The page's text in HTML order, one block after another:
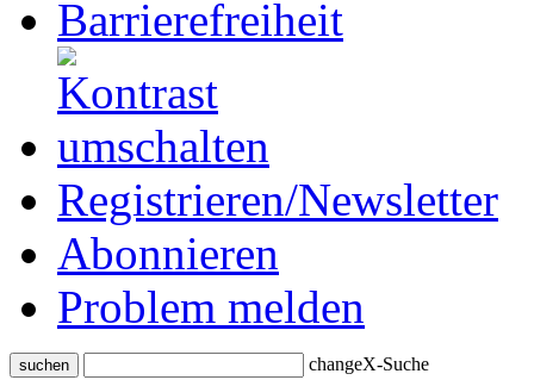
Registrieren/Newsletter
Abonnieren
Problem melden
suchen changeX-Suche